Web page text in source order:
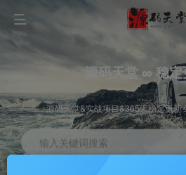
源码天堂 ∞ 稳定
源码天堂&实战项目&365天稳定更
输入关键词搜索